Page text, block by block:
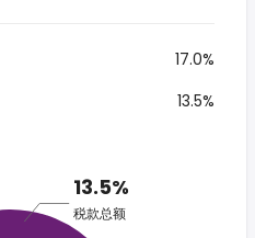
17.0%
13.5%
13.5%
税款总额